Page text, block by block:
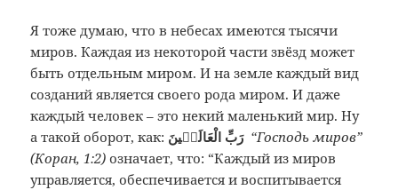
Я тоже думаю, что в небесах имеются тысячи
миров. Каждая из некоторой части звёзд может
быть отдельным миром. И на земле каждый вид
созданий является своего рода миром. И даже
каждый человек – это некий маленький мир. Ну
а такой оборот, как: رَبِّ الْعَالَمٖينَ “Господь миров”
(Коран, 1:2) означает, что: “Каждый из миров
управляется, обеспечивается и воспитывается